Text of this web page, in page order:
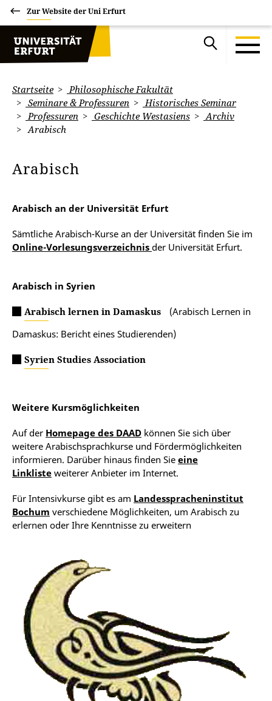
Zur Website der Uni Erfurt
Startseite
Philosophische Fakultät
Seminare & Professuren
Historisches Seminar
Professuren
Geschichte Westasiens
Archiv
Arabisch
Arabisch
Arabisch an der Universität Erfurt
Sämtliche Arabisch-Kurse an der Universität finden Sie im
Online-Vorlesungsverzeichnis der Universität Erfurt.
Arabisch in Syrien
Arabisch lernen in Damaskus
(Arabisch Lernen in
Damaskus: Bericht eines Studierenden)
Syrien Studies Association
Weitere Kursmöglichkeiten
Auf der Homepage des DAAD können Sie sich über
weitere Arabischsprachkurse und Fördermöglichkeiten
informieren. Darüber hinaus finden Sie eine
Linkliste weiterer Anbieter im Internet.
Für Intensivkurse gibt es am Landesspracheninstitut
Bochum verschiedene Möglichkeiten, um Arabisch zu
erlernen oder Ihre Kenntnisse zu erweitern